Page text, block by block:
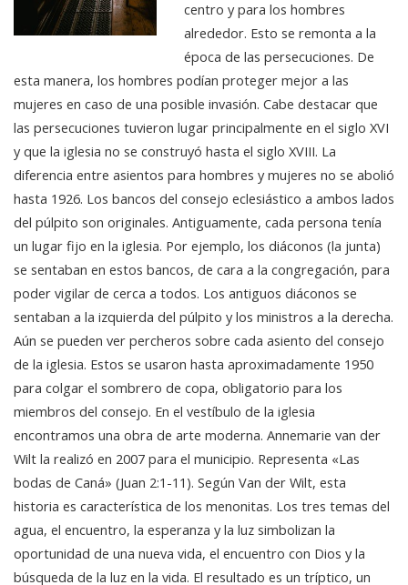
centro y para los hombres
alrededor. Esto se remonta a la
época de las persecuciones. De
esta manera, los hombres podían proteger mejor a las
mujeres en caso de una posible invasión. Cabe destacar que
las persecuciones tuvieron lugar principalmente en el siglo XVI
y que la iglesia no se construyó hasta el siglo XVIII. La
diferencia entre asientos para hombres y mujeres no se abolió
hasta 1926. Los bancos del consejo eclesiástico a ambos lados
del púlpito son originales. Antiguamente, cada persona tenía
un lugar fijo en la iglesia. Por ejemplo, los diáconos (la junta)
se sentaban en estos bancos, de cara a la congregación, para
poder vigilar de cerca a todos. Los antiguos diáconos se
sentaban a la izquierda del púlpito y los ministros a la derecha.
Aún se pueden ver percheros sobre cada asiento del consejo
de la iglesia. Estos se usaron hasta aproximadamente 1950
para colgar el sombrero de copa, obligatorio para los
miembros del consejo. En el vestíbulo de la iglesia
encontramos una obra de arte moderna. Annemarie van der
Wilt la realizó en 2007 para el municipio. Representa «Las
bodas de Caná» (Juan 2:1-11). Según Van der Wilt, esta
historia es característica de los menonitas. Los tres temas del
agua, el encuentro, la esperanza y la luz simbolizan la
oportunidad de una nueva vida, el encuentro con Dios y la
búsqueda de la luz en la vida. El resultado es un tríptico, un